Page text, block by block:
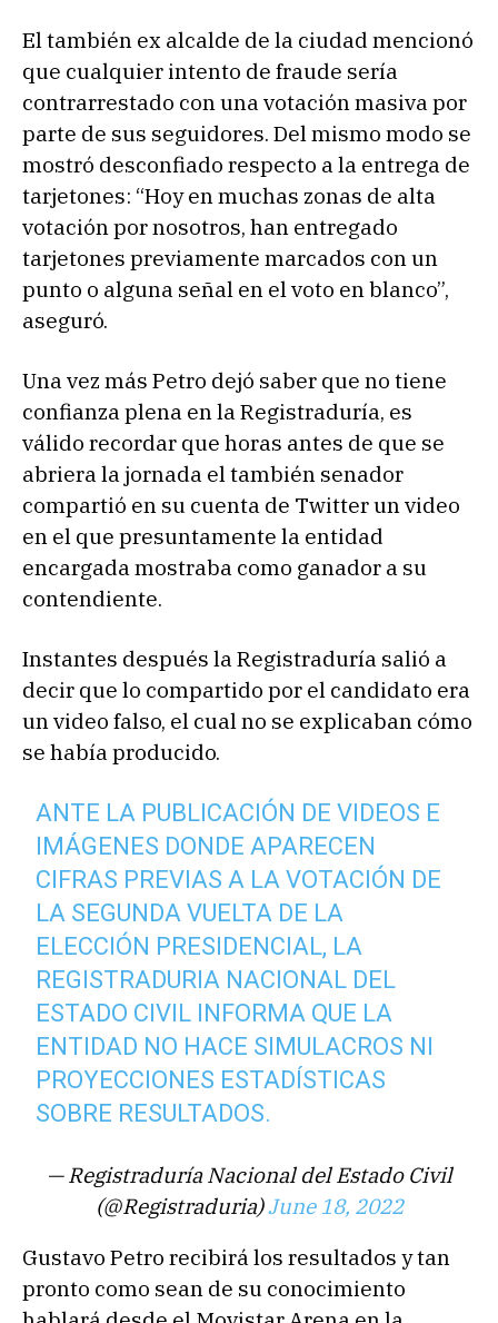
El también ex alcalde de la ciudad mencionó
que cualquier intento de fraude sería
contrarrestado con una votación masiva por
parte de sus seguidores. Del mismo modo se
mostró desconfiado respecto a la entrega de
tarjetones: “Hoy en muchas zonas de alta
votación por nosotros, han entregado
tarjetones previamente marcados con un
punto o alguna señal en el voto en blanco”,
aseguró.
Una vez más Petro dejó saber que no tiene
confianza plena en la Registraduría, es
válido recordar que horas antes de que se
abriera la jornada el también senador
compartió en su cuenta de Twitter un video
en el que presuntamente la entidad
encargada mostraba como ganador a su
contendiente.
Instantes después la Registraduría salió a
decir que lo compartido por el candidato era
un video falso, el cual no se explicaban cómo
se había producido.
ANTE LA PUBLICACIÓN DE VIDEOS E
IMÁGENES DONDE APARECEN
CIFRAS PREVIAS A LA VOTACIÓN DE
LA SEGUNDA VUELTA DE LA
ELECCIÓN PRESIDENCIAL, LA
REGISTRADURIA NACIONAL DEL
ESTADO CIVIL INFORMA QUE LA
ENTIDAD NO HACE SIMULACROS NI
PROYECCIONES ESTADÍSTICAS
SOBRE RESULTADOS.
— Registraduría Nacional del Estado Civil
(@Registraduria)June 18, 2022
Gustavo Petro recibirá los resultados y tan
pronto como sean de su conocimiento